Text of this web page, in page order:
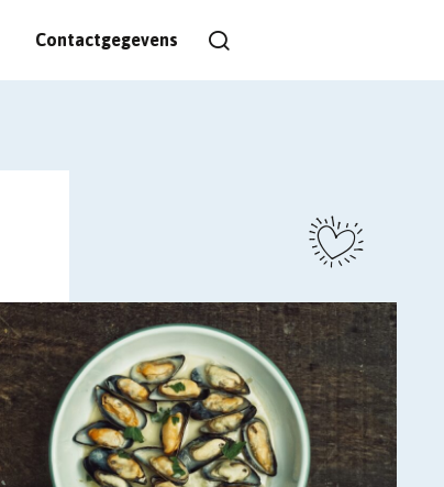
Contactgegevens